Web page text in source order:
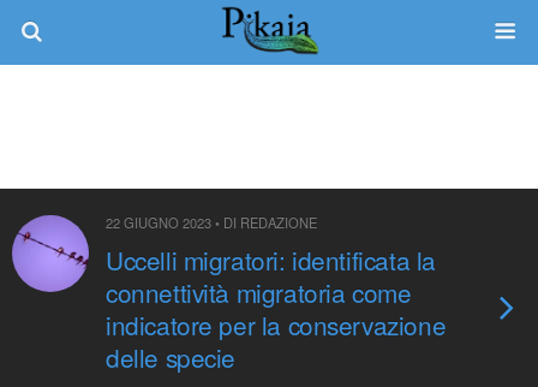
22 GIUGNO 2023 • DI REDAZIONE
Uccelli migratori: identificata la
connettività migratoria come
indicatore per la conservazione
delle specie